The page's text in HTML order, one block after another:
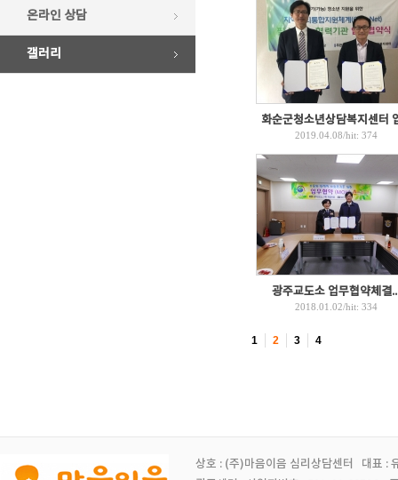
온라인 상담
갤러리
화순군청소년상담복지센터
2019.04.08/hit: 374
광주교도소 업무협약체결
2018.01.02/hit: 334
1 2 3 4
상호 : (주)마음이음 심리상담센터 대표 :